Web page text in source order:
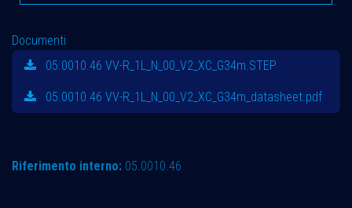
Documenti
05.0010.46 VV-R_1L_N_00_V2_XC_G34m.STEP
05.0010.46 VV-R_1L_N_00_V2_XC_G34m_datasheet.pdf
Riferimento interno: 05.0010.46